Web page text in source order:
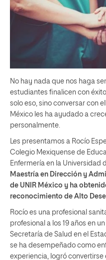
No hay nada que nos haga
estudiantes finalicen con
solo eso, sino conversar con
México les ha ayudado a
personalmente.
Les presentamos a Rocío
Colegio Mexiquense de
Enfermería en la Universidad
Maestría en Dirección y
de UNIR México y ha
reconocimiento de Alto
Rocío es una profesional
profesional a los 19 años en
Secretaría de Salud en el
se ha desempeñado como
experiencia, logró convertirse